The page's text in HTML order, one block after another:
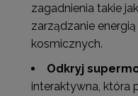
zagadnienia takie
zarządzanie
kosmicznych.
Odkryj
interaktywna, która